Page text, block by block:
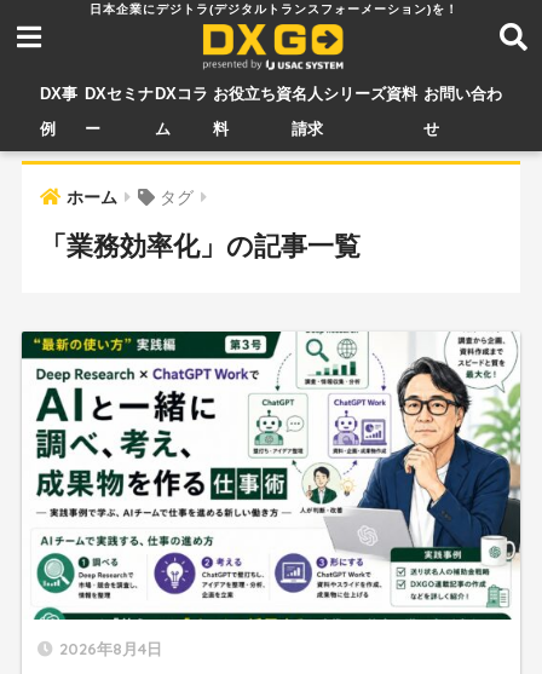
DX事
例
DXセミナ
ー
DXコラ
ム
お役立ち資
料
名人シリーズ資料
請求
お問い合わ
せ
ホーム タグ
「業務効率化」の記事一覧
2026年8月4日